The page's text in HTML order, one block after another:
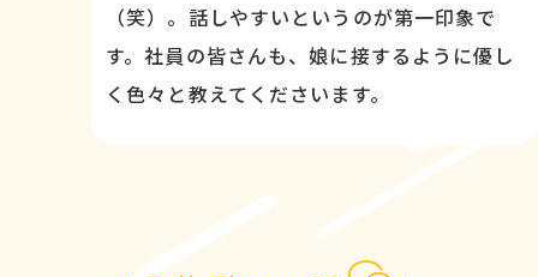
（笑）。話しやすいというのが第一印象で
す。社員の皆さんも、娘に接するように優し
く色々と教えてくださいます。